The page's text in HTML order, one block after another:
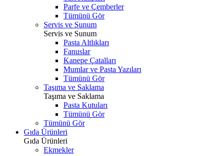
Parfe ve Çemberler
Tümünü Gör
Servis ve Sunum
Servis ve Sunum
Pasta Altlıkları
Fanuslar
Kanepe Çatalları
Mumlar ve Pasta Yazıları
Tümünü Gör
Taşıma ve Saklama
Taşıma ve Saklama
Pasta Kutuları
Tümünü Gör
Tümünü Gör
Gıda Ürünleri
Gıda Ürünleri
Ekmekler